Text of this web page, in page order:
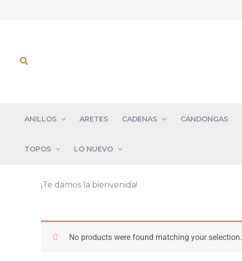
Buscar
ANILLOS ARETES CADENAS CANDONGAS
TOPOS LO NUEVO
¡Te damos la bienvenida!
No products were found matching your selection.